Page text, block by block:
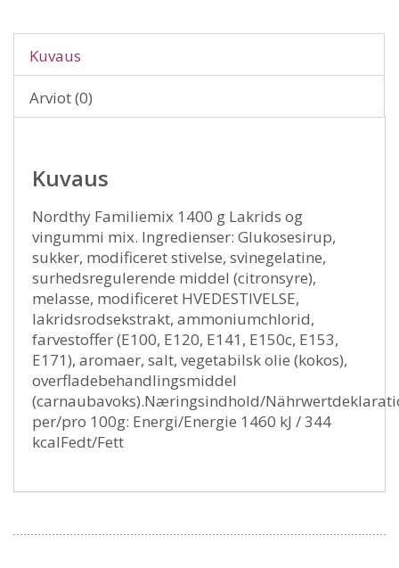
Kuvaus
Arviot (0)
Kuvaus
Nordthy Familiemix 1400 g Lakrids og
vingummi mix. Ingredienser: Glukosesirup,
sukker, modificeret stivelse, svinegelatine,
surhedsregulerende middel (citronsyre),
melasse, modificeret HVEDESTIVELSE,
lakridsrodsekstrakt, ammoniumchlorid,
farvestoffer (E100, E120, E141, E150c, E153,
E171), aromaer, salt, vegetabilsk olie (kokos),
overfladebehandlingsmiddel
(carnaubavoks).Næringsindhold/
per/pro 100g: Energi/Energie 1460 kJ / 344
kcalFedt/Fett